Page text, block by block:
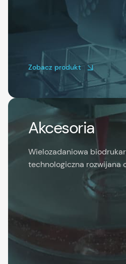
Zobacz produkt
Akcesoria
Wielozadaniowa
technologiczna rozwijana